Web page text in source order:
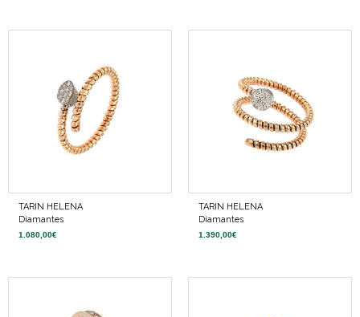
TARIN HELENA
Diamantes
1.080,00€
TARIN HELENA
Diamantes
1.390,00€